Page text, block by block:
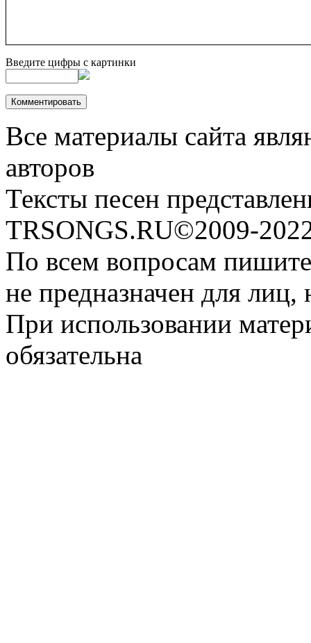
Введите цифры с картинки
Все материалы сайта
авторов
Тексты песен
TRSONGS.RU©2009-
По всем вопросам
не предназначен для
При использовании
обязательна